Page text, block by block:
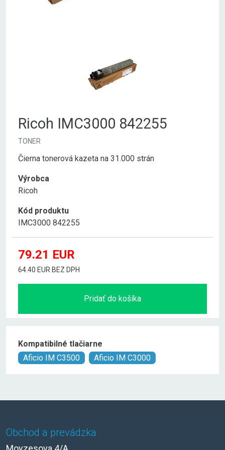
Ricoh IMC3000 842255
TONER
Čierna tonerová kazeta na 31.000 strán
Výrobca
Ricoh
Kód produktu
IMC3000 842255
79.21 EUR
64.40 EUR BEZ DPH
Pridať do košíka
Kompatibilné tlačiarne
Aficio IM C3500
Aficio IM C3000
Obchod a prevádzka